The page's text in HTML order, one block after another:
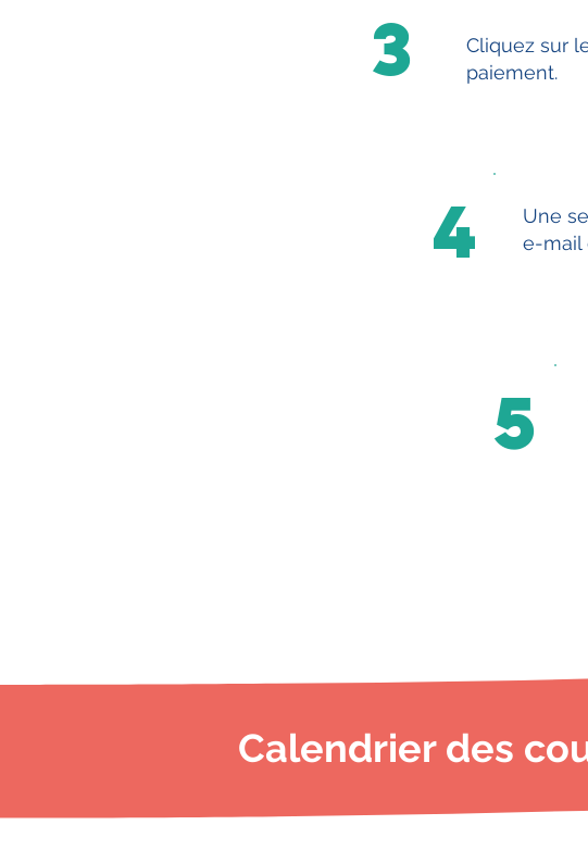
3 Cliquez sur
paiement.
4
Une
e-mail
5
Calendrier des